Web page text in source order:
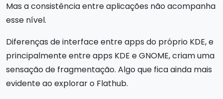
Mas a consistência entre aplicações não acompanha
esse nível.
Diferenças de interface entre apps do próprio KDE, e
principalmente entre apps KDE e GNOME, criam uma
sensação de fragmentação. Algo que fica ainda mais
evidente ao explorar o Flathub.